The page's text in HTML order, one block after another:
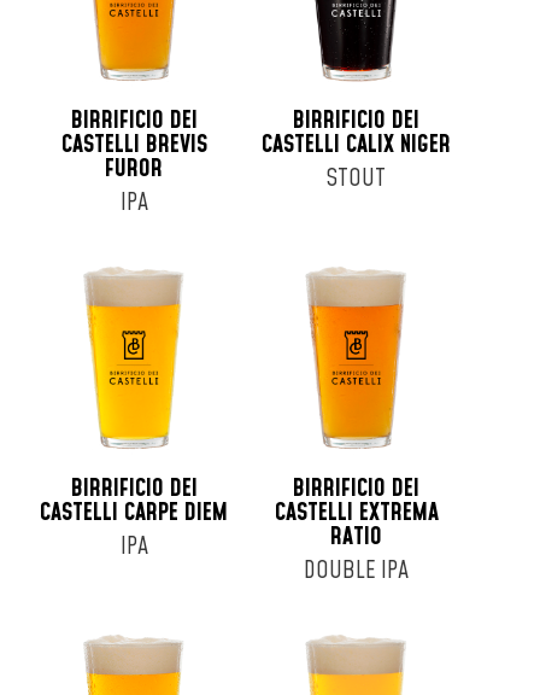
BIRRIFICIO DEI
CASTELLI BREVIS
FUROR
IPA
BIRRIFICIO DEI
CASTELLI CALIX NIGER
STOUT
BIRRIFICIO DEI
CASTELLI CARPE DIEM
IPA
BIRRIFICIO DEI
CASTELLI EXTREMA
RATIO
DOUBLE IPA